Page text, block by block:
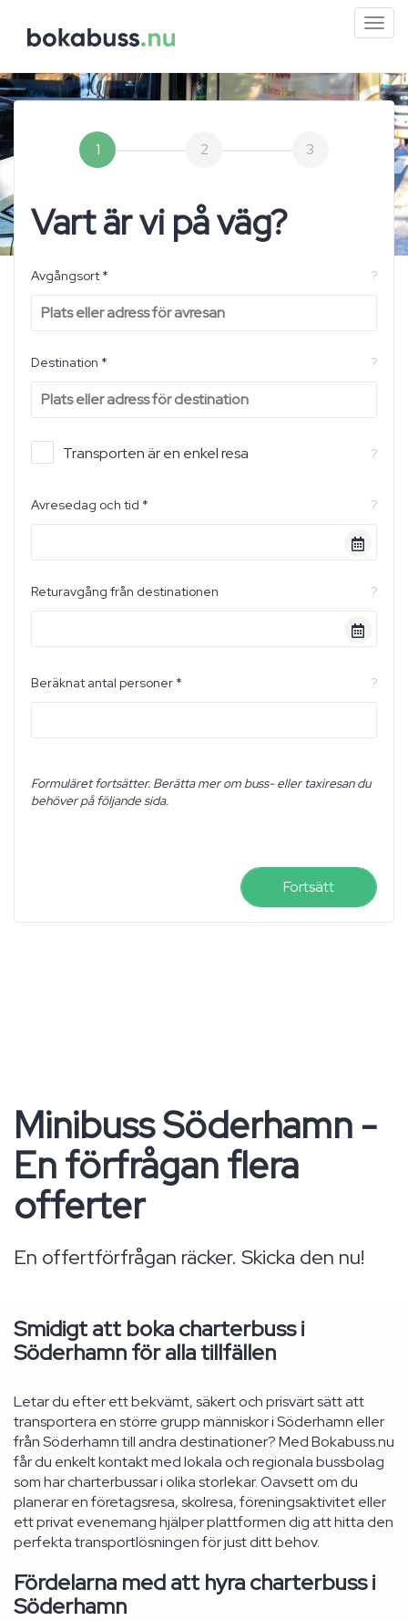
1 2 3
Vart är vi på väg?
Avgångsort * ?
Destination * ?
Transporten är en enkel resa ?
Avresedag och tid * ?
Returavgång från destinationen ?
Beräknat antal personer * ?
Formuläret fortsätter. Berätta mer om buss- eller taxiresan du
behöver på följande sida.
Fortsätt
Minibuss Söderhamn -
En förfrågan flera
offerter
En offertförfrågan räcker. Skicka den nu!
Smidigt att boka charterbuss i
Söderhamn för alla tillfällen
Letar du efter ett bekvämt, säkert och prisvärt sätt att
transportera en större grupp människor i Söderhamn eller
från Söderhamn till andra destinationer? Med Bokabuss.nu
får du enkelt kontakt med lokala och regionala bussbolag
som har charterbussar i olika storlekar. Oavsett om du
planerar en företagsresa, skolresa, föreningsaktivitet eller
ett privat evenemang hjälper plattformen dig att hitta den
perfekta transportlösningen för just ditt behov.
Fördelarna med att hyra charterbuss i
Söderhamn